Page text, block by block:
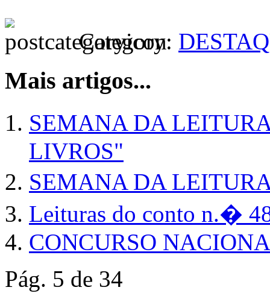
Category:
Mais artigos...
SEMANA DA
LIVROS"
SEMANA DA
Leituras do conto n.�
CONCURSO
Pág. 5 de 34